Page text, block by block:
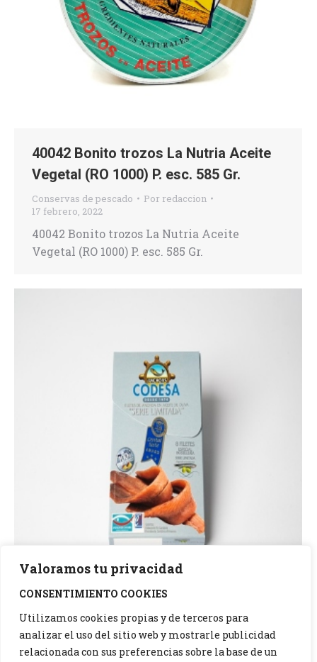
Valoramos tu privacidad
CONSENTIMIENTO COOKIES
Utilizamos cookies propias y de terceros para
analizar el uso del sitio web y mostrarle publicidad
relacionada con sus preferencias sobre la base de un
40042 Bonito trozos La Nutria Aceite
Vegetal (RO 1000) P. esc. 585 Gr.
Conservas de pescado Por redaccion
17 febrero, 2022
40042 Bonito trozos La Nutria Aceite
Vegetal (RO 1000) P. esc. 585 Gr.
40040 Anchoas CODESA LH120 serie
limitada (8 filetes) aceite oliva
Conservas de pescado Por redaccion